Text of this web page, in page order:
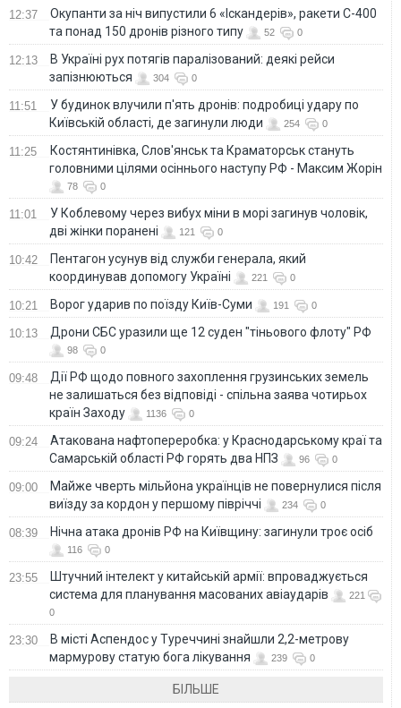
12:37
Окупанти за ніч випустили 6 «Іскандерів», ракети С-400
та понад 150 дронів різного типу
52 0
12:13
В Україні рух потягів паралізований: деякі рейси
запізнюються
304 0
11:51
У будинок влучили п'ять дронів: подробиці удару по
Київській області, де загинули люди
254 0
11:25
Костянтинівка, Слов'янськ та Краматорськ стануть
головними цілями осіннього наступу РФ - Максим Жорін
78 0
11:01
У Коблевому через вибух міни в морі загинув чоловік,
дві жінки поранені
121 0
10:42
Пентагон усунув від служби генерала, який
координував допомогу Україні
221 0
10:21 Ворог ударив по поїзду Київ-Суми 191 0
10:13 Дрони СБС уразили ще 12 суден "тіньового флоту" РФ
98 0
09:48
Дії РФ щодо повного захоплення грузинських земель
не залишаться без відповіді - спільна заява чотирьох
країн Заходу
1136 0
09:24
Атакована нафтопереробка: у Краснодарському краї та
Самарській області РФ горять два НПЗ
96 0
09:00
Майже чверть мільйона українців не повернулися після
виїзду за кордон у першому півріччі
234 0
08:39 Нічна атака дронів РФ на Київщину: загинули троє осіб
116 0
23:55
Штучний інтелект у китайській армії: впроваджується
система для планування масованих авіаударів
221
0
23:30
В місті Аспендос у Туреччині знайшли 2,2-метрову
мармурову статую бога лікування
239 0
БІЛЬШЕ